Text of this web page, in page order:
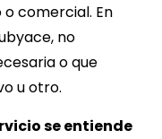
comercial. En
no
o que
u otro.
se entiende